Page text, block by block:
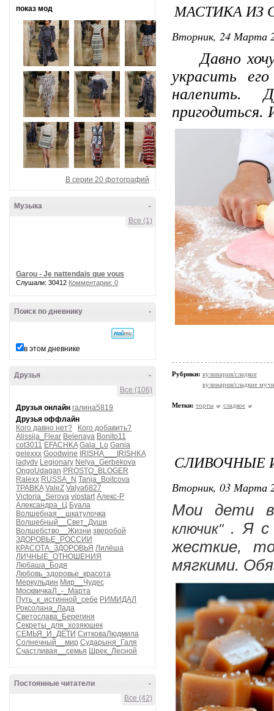
показ мод
В серии 20 фотографий
-
Музыка
Все (1)
Garou - Je nattendais que vous
Слушали: 30412 Комментарии: 0
-
Поиск по дневнику
в этом дневнике
-
Друзья
Все (106)
Друзья онлайн галина5819
Друзья оффлайн
Кого давно нет?
Кого добавить?
Alissija_Flear Belenaya Bonito11
cot3011 EFACHKA Gala_Lo Gania
gelexxx Goodwine
IRISHA___IRISHKA
ladydv Legionary Nelya_Gerbekova
OngoUdagan PROSTO_BLOGER
Ralexx RUSSA_N Tanja_Boitcova
TPABKA ValeZ Valya6827
Victoria_Serova vipstart Алекс-Р
Александра_Ц Буала
Волшебная__шкатулочка
Волшебный__Свет_Души
Волшебство__Жизни зверобой
ЗДОРОВЬЕ_РОССИИ
КРАСОТА_ЗДОРОВЬЯ Лилёша
ЛИЧНЫЕ_ОТНОШЕНИЯ
Любаша_Бодя
Любовь_здоровье_красота
Меркульдин Мир__Чудес
МосквичкаЛ_-_Марта
Путь_к_истинной_себе РИМИДАЛ
Роксолана_Лада
Светослава_Берегиня
Секреты_для_хозяюшек
СЕМЬЯ_И_ДЕТИ СитковаЛюдмила
Солнечный__мир Сударыня_Галя
Счастливая__семья Шрек_Лесной
-
Постоянные читатели
Все (42)
МАСТИКА ИЗ
Вторник, 24 Марта
Давно хочу
украсить
Рубрики: кулинария/сладкое
кулинария/сладкие
Метки: торты сладкое
СЛИВОЧНЫЕ
Вторник, 03 Марта
Мои дети
ключик" . Я с
жесткие,
мягкими.